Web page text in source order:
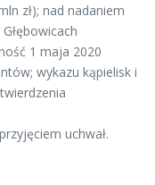
zł); nad nadaniem
1 maja 2020
wykazu kąpielisk i
uchwał.